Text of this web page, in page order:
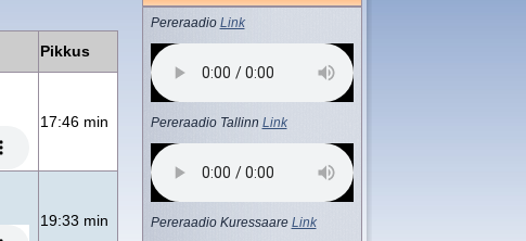
Pikkus
17:46 min
19:33 min
Pereraadio Link
Pereraadio Tallinn Link
Pereraadio Kuressaare Link